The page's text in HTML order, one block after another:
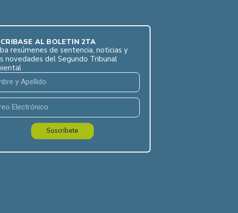
AL BOLETÍN 2TA
resúmenes de sentencia, noticias y
novedades del Segundo Tribunal
Suscríbete